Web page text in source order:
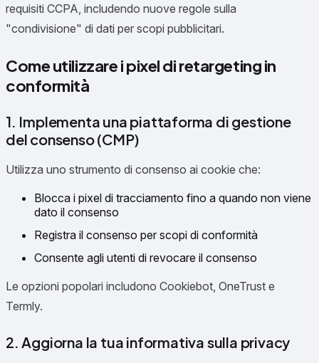
requisiti CCPA, includendo nuove regole sulla
"condivisione" di dati per scopi pubblicitari.
Come utilizzare i pixel di retargeting in
conformità
1. Implementa una piattaforma di gestione
del consenso (CMP)
Utilizza uno strumento di consenso ai cookie che:
Blocca i pixel di tracciamento fino a quando non viene
dato il consenso
Registra il consenso per scopi di conformità
Consente agli utenti di revocare il consenso
Le opzioni popolari includono Cookiebot, OneTrust e
Termly.
2. Aggiorna la tua informativa sulla privacy